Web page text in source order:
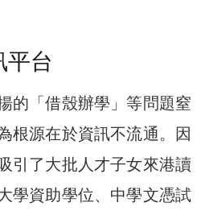
平台
的「借殼辦學」等問題窒
根源在於資訊不流通。因
引了大批人才子女來港讀
學資助學位、中學文憑試